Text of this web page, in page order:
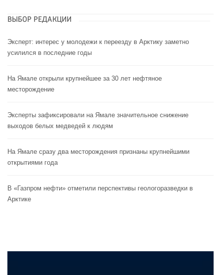
ВЫБОР РЕДАКЦИИ
Эксперт: интерес у молодежи к переезду в Арктику заметно
усилился в последние годы
На Ямале открыли крупнейшее за 30 лет нефтяное
месторождение
Эксперты зафиксировали на Ямале значительное снижение
выходов белых медведей к людям
На Ямале сразу два месторождения признаны крупнейшими
открытиями года
В «Газпром нефти» отметили перспективы геологоразведки в
Арктике